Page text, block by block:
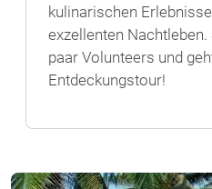
kulinarischen
exzellenten
paar Volunteers und
Entdeckungstour!